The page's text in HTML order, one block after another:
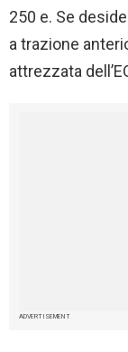
250 e. Se
a trazione
attrezzata
ADVERTISEMENT